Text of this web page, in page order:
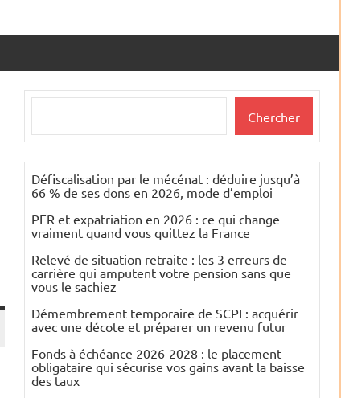
Chercher
Défiscalisation par le mécénat : déduire jusqu’à
66 % de ses dons en 2026, mode d’emploi
PER et expatriation en 2026 : ce qui change
vraiment quand vous quittez la France
Relevé de situation retraite : les 3 erreurs de
carrière qui amputent votre pension sans que
vous le sachiez
Démembrement temporaire de SCPI : acquérir
avec une décote et préparer un revenu futur
Fonds à échéance 2026-2028 : le placement
obligataire qui sécurise vos gains avant la baisse
des taux